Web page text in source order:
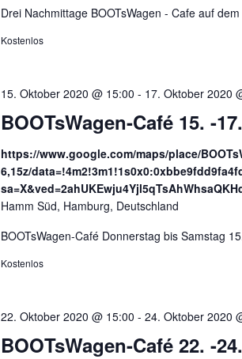
Drei Nachmittage BOOTsWagen - Cafe auf
Kostenlos
BOOTsWagen-Café 15. -
15. Oktober 2020 @ 15:00 - 17. Oktober 2020
https://www.google.com/maps/place/
6,15z/
Hamm Süd, Hamburg, Deutschland
BOOTsWagen-Café Donnerstag bis Samstag
Kostenlos
BOOTsWagen-Café 22. -
22. Oktober 2020 @ 15:00 - 24. Oktober 2020